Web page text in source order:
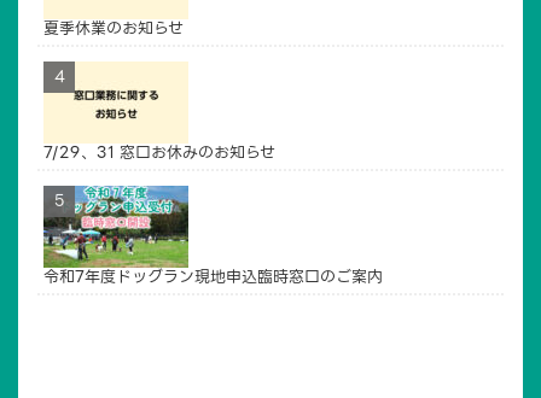
夏季休業のお知らせ
7/29、31 窓口お休みのお知らせ
令和7年度ドッグラン現地申込臨時窓口のご案内